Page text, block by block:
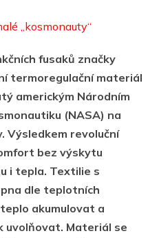
„kosmonauty“
fusaků značky
termoregulační materiál
americkým Národním
(NASA) na
Výsledkem revoluční
bez výskytu
i tepla. Textilie s
dle teplotních
akumulovat a
uvolňovat. Materiál se